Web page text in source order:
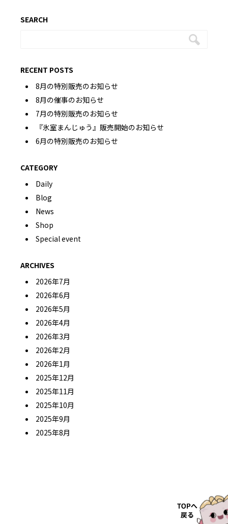
SEARCH
RECENT POSTS
8月の特別販売のお知らせ
8月の催事のお知らせ
7月の特別販売のお知らせ
『氷室まんじゅう』販売開始のお知らせ
6月の特別販売のお知らせ
CATEGORY
Daily
Blog
News
Shop
Special event
ARCHIVES
2026年7月
2026年6月
2026年5月
2026年4月
2026年3月
2026年2月
2026年1月
2025年12月
2025年11月
2025年10月
2025年9月
2025年8月